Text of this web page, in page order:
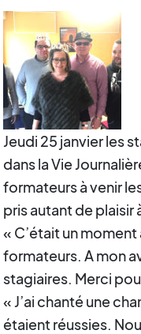
Jeudi 25 janvier les
dans la Vie
formateurs à venir
pris autant de plaisir
« C’était un
formateurs. A mon
stagiaires. Merci
« J’ai chanté une
étaient réussies.